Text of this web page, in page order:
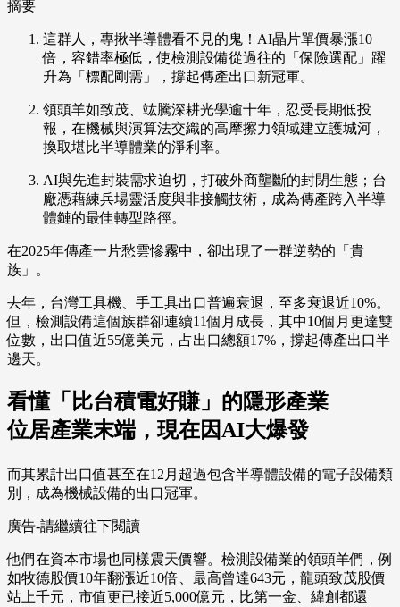
摘要
這群人，專揪半導體看不見的鬼！AI晶片單價暴漲10
倍，容錯率極低，使檢測設備從過往的「保險選配」躍
升為「標配剛需」，撐起傳產出口新冠軍。
領頭羊如致茂、竑騰深耕光學逾十年，忍受長期低投
報，在機械與演算法交織的高摩擦力領域建立護城河，
換取堪比半導體業的淨利率。
AI與先進封裝需求迫切，打破外商壟斷的封閉生態；台
廠憑藉練兵場靈活度與非接觸技術，成為傳產跨入半導
體鏈的最佳轉型路徑。
在2025年傳產一片愁雲慘霧中，卻出現了一群逆勢的「貴
族」。
去年，台灣工具機、手工具出口普遍衰退，至多衰退近10%。
但，檢測設備這個族群卻連續11個月成長，其中10個月更達雙
位數，出口值近55億美元，占出口總額17%，撐起傳產出口半
邊天。
看懂「比台積電好賺」的隱形產業
位居產業末端，現在因AI大爆發
而其累計出口值甚至在12月超過包含半導體設備的電子設備類
別，成為機械設備的出口冠軍。
廣告-請繼續往下閱讀
他們在資本市場也同樣震天價響。檢測設備業的領頭羊們，例
如牧德股價10年翻漲近10倍、最高曾達643元，龍頭致茂股價
站上千元，市值更已接近5,000億元，比第一金、緯創都還